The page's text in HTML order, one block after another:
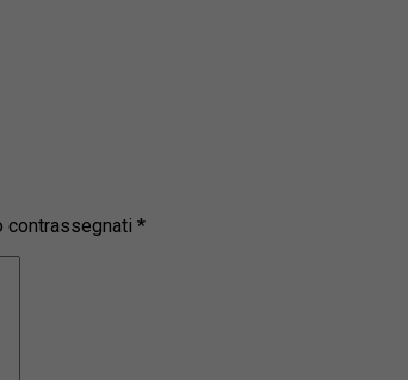
contrassegnati *